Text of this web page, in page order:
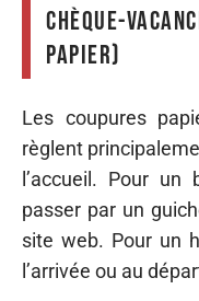
Chèque-
papier)
Les coupures
règlent
l’accueil. Pour
passer par un
site web. Pour un
l’arrivée ou au